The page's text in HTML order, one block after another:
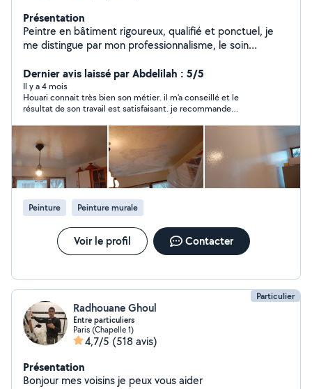
Présentation
Peintre en bâtiment rigoureux, qualifié et ponctuel, je
me distingue par mon professionnalisme, le soin
travail de haute qualité dans les délais.
Dernier avis laissé par Abdelilah : 5/5
Il y a 4 mois
Houari connait très bien son métier. il m'a conseillé et le
résultat de son travail est satisfaisant. je recommande
Peinture Peinture murale
Voir le profil Contacter
Particulier
Radhouane Ghoul
Entre particuliers
Paris (Chapelle 1)
4,7/5 (518 avis)
Présentation
Bonjour mes voisins je peux vous aider